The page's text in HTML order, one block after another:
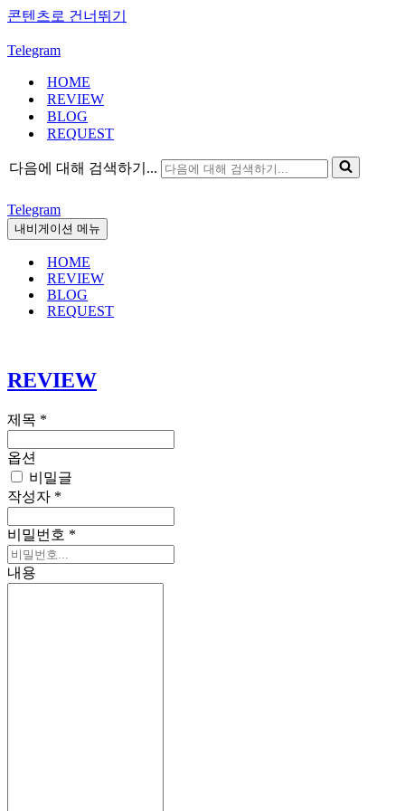
콘텐츠로 건너뛰기
Telegram
HOME
REVIEW
BLOG
REQUEST
다음에 대해 검색하기...
Telegram
내비게이션 메뉴
HOME
REVIEW
BLOG
REQUEST
REVIEW
제목 *
옵션
비밀글
작성자 *
비밀번호 *
내용